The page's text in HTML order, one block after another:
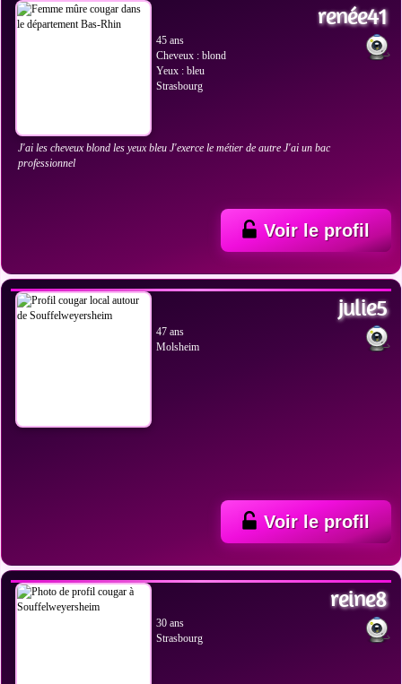
renée41
45 ans
Cheveux : blond
Yeux : bleu
Strasbourg
J'ai les cheveux blond les yeux bleu J'exerce le métier de autre J'ai un bac
professionnel
Voir le profil
julie5
47 ans
Molsheim
Voir le profil
reine8
30 ans
Strasbourg